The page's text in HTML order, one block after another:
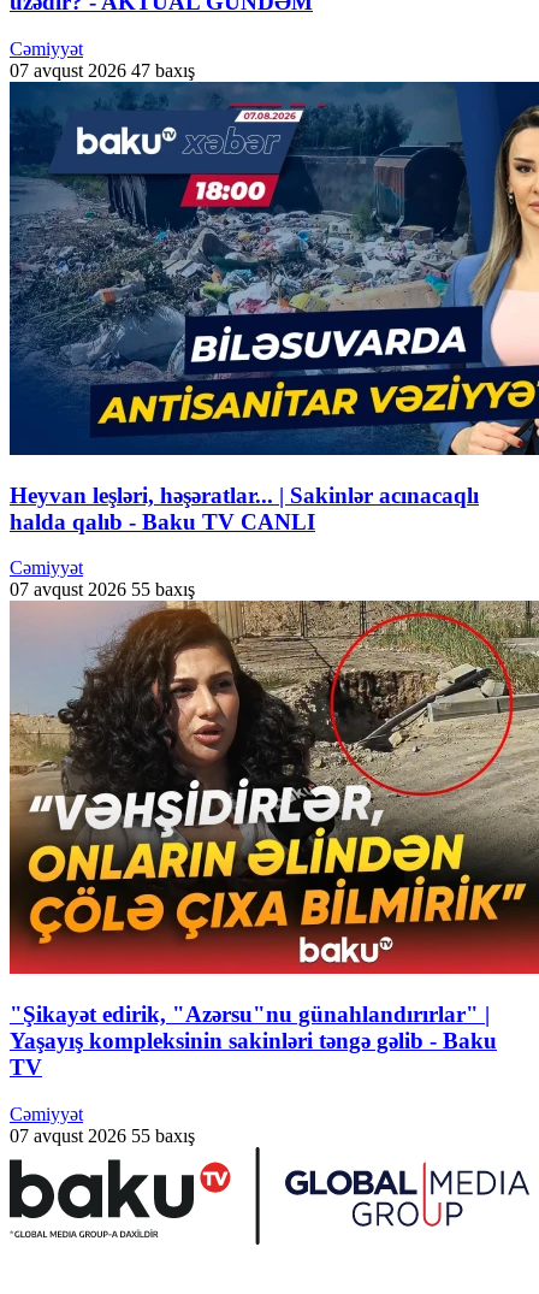
Cəmiyyət
07 avqust 2026 47 baxış
Heyvan leşləri, həşəratlar... | Sakinlər acınacaqlı
halda qalıb - Baku TV CANLI
Cəmiyyət
07 avqust 2026 55 baxış
"Şikayət edirik, "Azərsu"nu günahlandırırlar" |
Yaşayış kompleksinin sakinləri təngə gəlib - Baku
TV
Cəmiyyət
07 avqust 2026 55 baxış